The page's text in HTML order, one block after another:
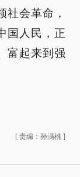
社会革命，
国人民，正
富起来到强
[ 责编：孙满桃 ]